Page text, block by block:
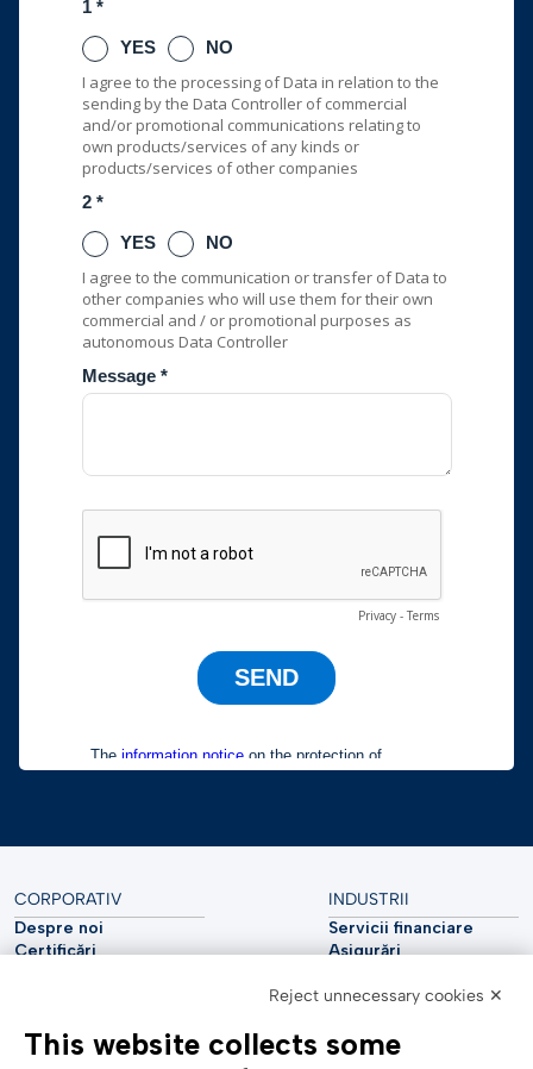
CORPORATIV
Despre noi
Certificări
Impressum
INDUSTRII
Servicii financiare
Asigurări
Industria auto
Științele vieții
Reject unnecessary cookies ✕
This website collects some